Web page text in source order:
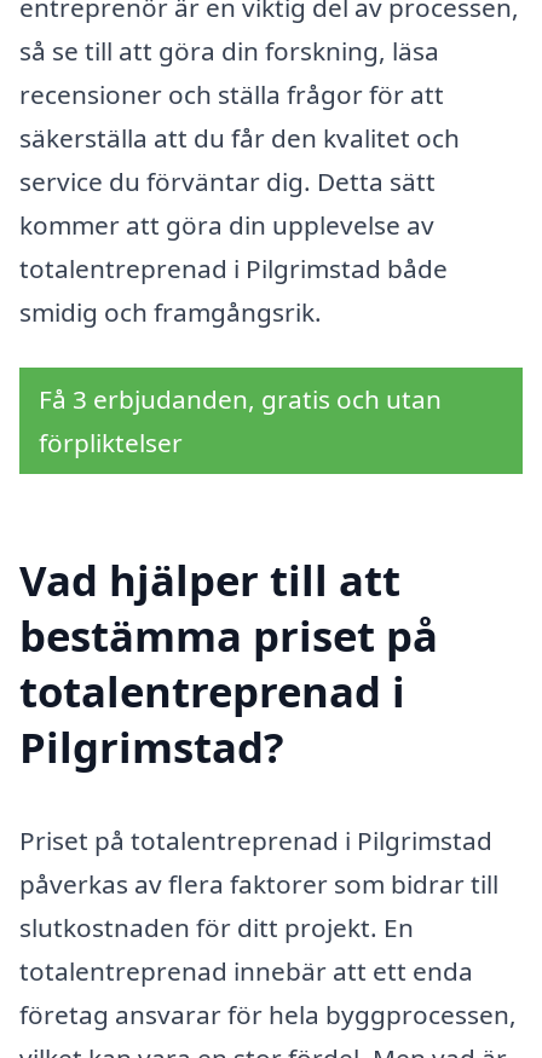
entreprenör är en viktig del av processen,
så se till att göra din forskning, läsa
recensioner och ställa frågor för att
säkerställa att du får den kvalitet och
service du förväntar dig. Detta sätt
kommer att göra din upplevelse av
totalentreprenad i Pilgrimstad både
smidig och framgångsrik.
Få 3 erbjudanden, gratis och utan
förpliktelser
Vad hjälper till att
bestämma priset på
totalentreprenad i
Pilgrimstad?
Priset på totalentreprenad i Pilgrimstad
påverkas av flera faktorer som bidrar till
slutkostnaden för ditt projekt. En
totalentreprenad innebär att ett enda
företag ansvarar för hela byggprocessen,